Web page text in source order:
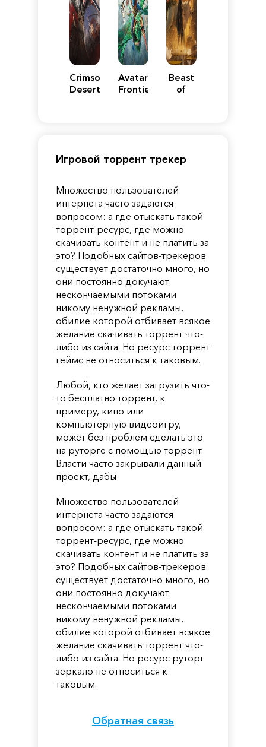
Crimson
Desert
Avatar:
Frontiers
Beast
of
Игровой торрент трекер
Множество пользователей
интернета часто задаются
вопросом: а где отыскать такой
торрент-ресурс, где можно
скачивать контент и не платить за
это? Подобных сайтов-трекеров
существует достаточно много, но
они постоянно докучают
нескончаемыми потоками
никому ненужной рекламы,
обилие которой отбивает всякое
желание скачивать торрент что-
либо из сайта. Но ресурс торрент
геймс не относиться к таковым.
Любой, кто желает загрузить что-
то бесплатно торрент, к
примеру, кино или
компьютерную видеоигру,
может без проблем сделать это
на руторге с помощью торрент.
Власти часто закрывали данный
проект, дабы
Множество пользователей
интернета часто задаются
вопросом: а где отыскать такой
торрент-ресурс, где можно
скачивать контент и не платить за
это? Подобных сайтов-трекеров
существует достаточно много, но
они постоянно докучают
нескончаемыми потоками
никому ненужной рекламы,
обилие которой отбивает всякое
желание скачивать торрент что-
либо из сайта. Но ресурс руторг
зеркало не относиться к
таковым.
Обратная связь